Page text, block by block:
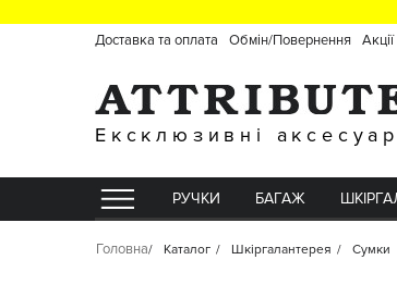
Доставка та оплата Обмін/Повернення Акції
Ексклюзивні
РУЧКИ БАГАЖ
Головна Каталог Шкіргалантерея Сумки